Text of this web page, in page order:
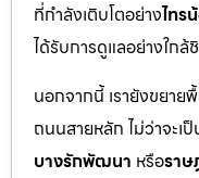
ที่กำลังเติบโตอย่างไทร
ได้รับการดูแลอย่างใกล้
นอกจากนี้ เรายังขยาย
ถนนสายหลัก ไม่ว่าจะเ
บางรักพัฒนา หรือรา